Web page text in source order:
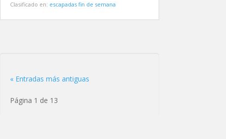
Clasificado en: escapadas fin de semana
« Entradas más antiguas
Página 1 de 13